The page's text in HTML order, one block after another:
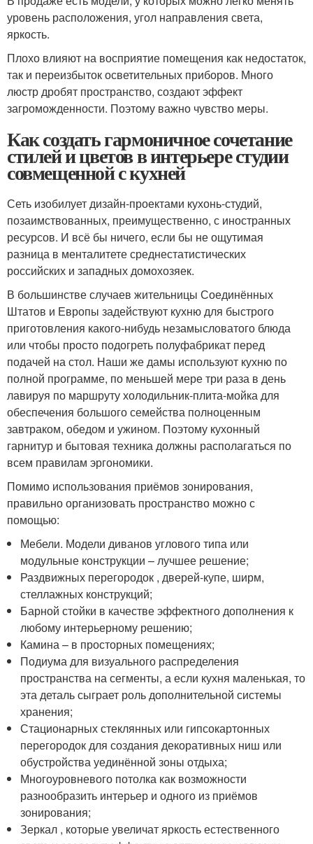
уровень расположения, угол направления света,
яркость.
Плохо влияют на восприятие помещения как недостаток,
так и переизбыток осветительных приборов. Много
люстр дробят пространство, создают эффект
загроможденности. Поэтому важно чувство меры.
Как создать гармоничное сочетание
стилей и цветов в интерьере студии
совмещенной с кухней
Сеть изобилует дизайн-проектами кухонь-студий,
позаимствованных, преимущественно, с иностранных
ресурсов. И всё бы ничего, если бы не ощутимая
разница в менталитете среднестатистических
российских и западных домохозяек.
В большинстве случаев жительницы Соединённых
Штатов и Европы задействуют кухню для быстрого
приготовления какого-нибудь незамысловатого блюда
или чтобы просто подогреть полуфабрикат перед
подачей на стол. Наши же дамы используют кухню по
полной программе, по меньшей мере три раза в день
лавируя по маршруту холодильник-плита-мойка для
обеспечения большого семейства полноценным
завтраком, обедом и ужином. Поэтому кухонный
гарнитур и бытовая техника должны располагаться по
всем правилам эргономики.
Помимо использования приёмов зонирования,
правильно организовать пространство можно с
помощью:
Мебели. Модели диванов углового типа или
модульные конструкции – лучшее решение;
Раздвижных перегородок , дверей-купе, ширм,
стеллажных конструкций;
Барной стойки в качестве эффектного дополнения к
любому интерьерному решению;
Камина – в просторных помещениях;
Подиума для визуального распределения
пространства на сегменты, а если кухня маленькая, то
эта деталь сыграет роль дополнительной системы
хранения;
Стационарных стеклянных или гипсокартонных
перегородок для создания декоративных ниш или
обустройства уединённой зоны отдыха;
Многоуровневого потолка как возможности
разнообразить интерьер и одного из приёмов
зонирования;
Зеркал , которые увеличат яркость естественного